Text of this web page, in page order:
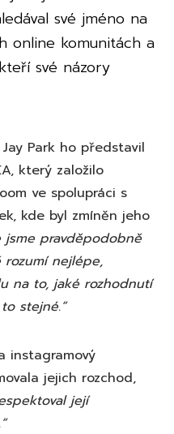
své jméno na
online komunitách a
své názory
Park ho představil
který založilo
ve spolupráci s
kde byl zmíněn jeho
jsme pravděpodobně
nejlépe,
na to, jaké rozhodnutí
stejné.“
instagramový
jejich rozchod,
její